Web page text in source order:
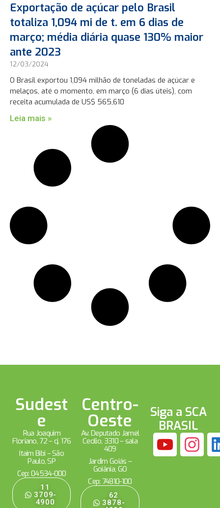
Exportação de açúcar pelo Brasil
totaliza 1,094 mi de t. em 6 dias de
março; média diária quase 130% maior
ante 2023
12/03/2024
O Brasil exportou 1,094 milhão de toneladas de açúcar e
melaços, até o momento, em março (6 dias úteis), com
receita acumulada de US$ 565,610
Leia mais »
Sudest
e
Rua Joaquim
Floriano, 72 – cj. 176
Itaim Bibi – São
Paulo, SP
Cep: 04534-000
11
3709-
4900
Centro-
Oeste
Av. Deputado Jamel
Cecílio, 3310 – sala
409
Jardim Goiás –
Goiânia, GO
Cep: 74810-100
62
3878-
Siga a SCA
BRASIL